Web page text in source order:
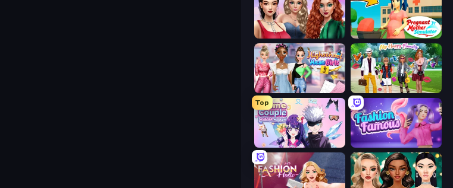
Colored Denim Trends Pregnant Mother Simulator
Highschool Mean Girls 3 Superstar Family Dress Up
Top
Anime Couple: Avatar Maker Fashion Famous